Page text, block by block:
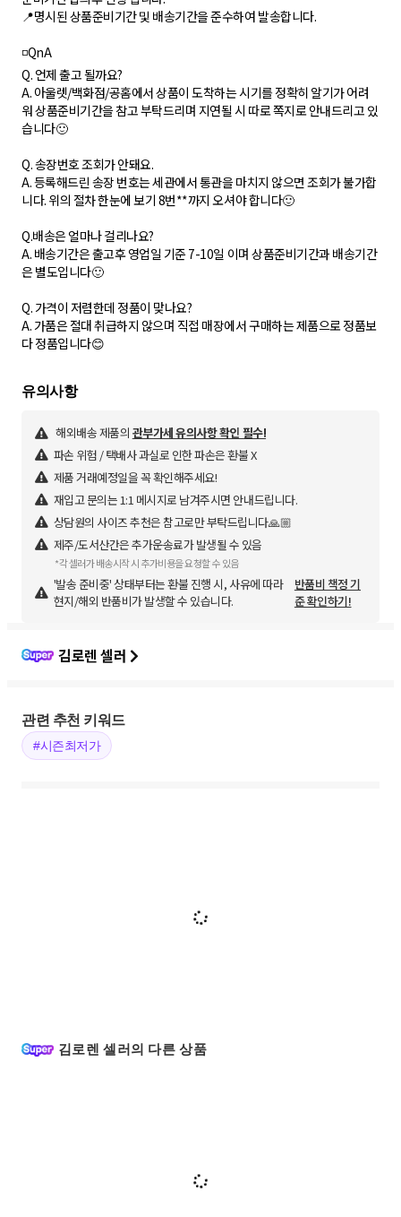
📍명시된 상품준비기간 및 배송기간을 준수하여 발송합니다.
◽️QnA
Q. 언제 출고 될까요?
A. 아울렛/백화점/공홈에서 상품이 도착하는 시기를 정확히 알기가 어려
워 상품준비기간을 참고 부탁드리며 지연될 시 따로 쪽지로 안내드리고 있
습니다🙂
Q. 송장번호 조회가 안돼요.
A. 등록해드린 송장 번호는 세관에서 통관을 마치지 않으면 조회가 불가합
니다. 위의 절차 한눈에 보기 8번**까지 오셔야 합니다🙂
Q.배송은 얼마나 걸리나요?
A. 배송기간은 출고후 영업일 기준 7-10일 이며 상품준비기간과 배송기간
은 별도입니다🙂
Q. 가격이 저렴한데 정품이 맞나요?
A. 가품은 절대 취급하지 않으며 직접 매장에서 구매하는 제품으로 정품보
다 정품입니다😊
유의사항
해외배송 제품의 관부가세 유의사항 확인 필수!
파손 위험 / 택배사 과실로 인한 파손은 환불 X
제품 거래예정일을 꼭 확인해주세요!
재입고 문의는 1:1 메시지로 남겨주시면 안내드립니다.
상담원의 사이즈 추천은 참고로만 부탁드립니다🙏🏼
제주/도서산간은 추가운송료가 발생될 수 있음
*각 셀러가 배송시작 시 추가비용을 요청할 수 있음
'발송 준비중' 상태부터는 환불 진행 시, 사유에 따라
현지/해외 반품비가 발생할 수 있습니다.
반품비 책정 기
준 확인하기!
김로렌 셀러
관련 추천 키워드
#시즌최저가
김로렌 셀러의 다른 상품